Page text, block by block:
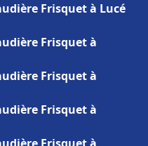
Frisquet à Lucé
Frisquet à
Frisquet à
Frisquet à